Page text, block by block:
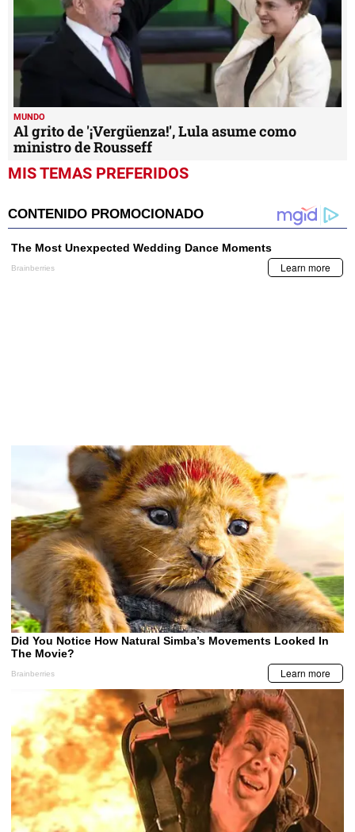
MUNDO
Al grito de '¡Vergüenza!', Lula asume como
ministro de Rousseff
MIS TEMAS PREFERIDOS